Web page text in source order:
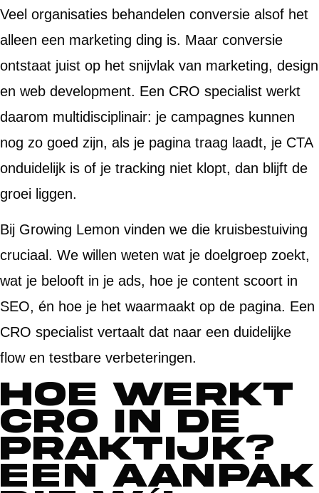
Veel organisaties behandelen conversie alsof het
alleen een marketing ding is. Maar conversie
ontstaat juist op het snijvlak van marketing, design
en web development. Een CRO specialist werkt
daarom multidisciplinair: je campagnes kunnen
nog zo goed zijn, als je pagina traag laadt, je CTA
onduidelijk is of je tracking niet klopt, dan blijft de
groei liggen.
Bij Growing Lemon vinden we die kruisbestuiving
cruciaal. We willen weten wat je doelgroep zoekt,
wat je belooft in je ads, hoe je content scoort in
SEO, én hoe je het waarmaakt op de pagina. Een
CRO specialist vertaalt dat naar een duidelijke
flow en testbare verbeteringen.
Hoe werkt
CRO in de
praktijk?
Een aanpak